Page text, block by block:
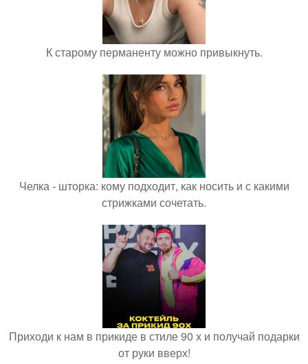
К старому перманенту можно привыкнуть.
Челка - шторка: кому подходит, как носить и с какими
стрижками сочетать.
Приходи к нам в прикиде в стиле 90 х и получай подарки
от руки вверх!